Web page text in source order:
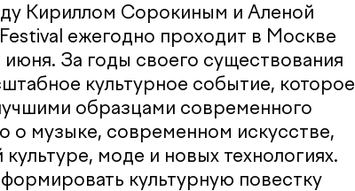
Кириллом Сорокиным и Аленой
ежегодно проходит в Москве
За годы своего существования
культурное событие, которое
образцами современного
о музыке, современном искусстве,
моде и новых технологиях.
культурную повестку